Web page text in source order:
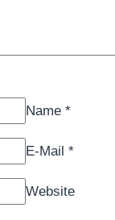
Name *
E-Mail *
Website